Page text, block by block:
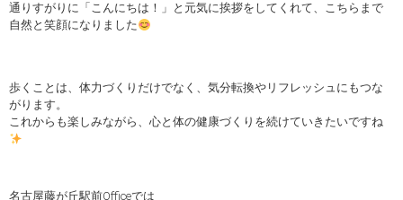
通りすがりに「こんにちは！」と元気に挨拶をしてくれて、こちらまで
自然と笑顔になりました
歩くことは、体力づくりだけでなく、気分転換やリフレッシュにもつな
がります。
これからも楽しみながら、心と体の健康づくりを続けていきたいですね
名古屋藤が丘駅前Officeでは